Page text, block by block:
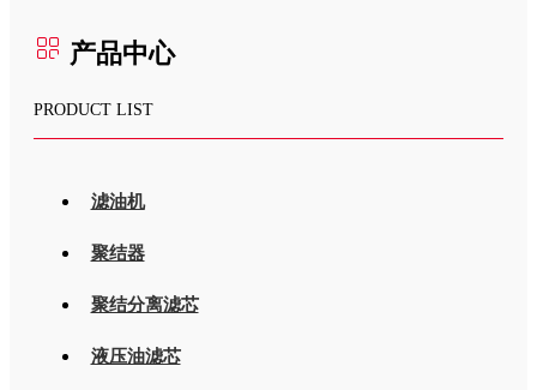
产品中心
PRODUCT LIST
滤油机
聚结器
聚结分离滤芯
液压油滤芯